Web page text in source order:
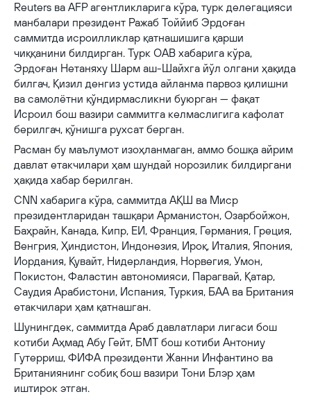
Reuters ва AFP агентликларига кўра, турк делегацияси
манбалари президент Ражаб Тоййиб Эрдоған
саммитда исроилликлар қатнашишига қарши
чиққанини билдирган. Турк ОАВ хабарига кўра,
Эрдоған Нетаняху Шарм аш-Шайхга йўл олгани ҳақида
билгач, Қизил денгиз устида айланма парвоз қилишни
ва самолётни қўндирмасликни буюрган — фақат
Исроил бош вазири саммитга келмаслигига кафолат
берилгач, қўнишга рухсат берган.
Расман бу маълумот изоҳланмаган, аммо бошқа айрим
давлат етакчилари ҳам шундай норозилик билдиргани
ҳақида хабар берилган.
CNN хабарига кўра, саммитда АҚШ ва Миср
президентларидан ташқари Арманистон, Озарбойжон,
Баҳрайн, Канада, Кипр, ЕИ, Франция, Германия, Греция,
Венгрия, Ҳиндистон, Индонезия, Ироқ, Италия, Япония,
Иордания, Қувайт, Нидерландия, Норвегия, Умон,
Покистон, Фаластин автономияси, Парагвай, Қатар,
Саудия Арабистони, Испания, Туркия, БАА ва Британия
етакчилари ҳам қатнашган.
Шунингдек, саммитда Араб давлатлари лигаси бош
котиби Аҳмад Абу Гейт, БМТ бош котиби Антониу
Гутерриш, ФИФА президенти Жанни Инфантино ва
Британиянинг собиқ бош вазири Тони Блэр ҳам
иштирок этган.